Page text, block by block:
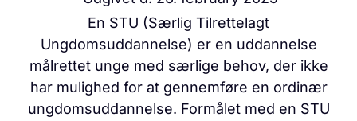
En STU (Særlig Tilrettelagt
Ungdomsuddannelse) er en uddannelse
målrettet unge med særlige behov, der ikke
har mulighed for at gennemføre en ordinær
ungdomsuddannelse. Formålet med en STU